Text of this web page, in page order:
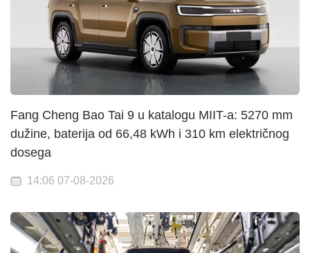
Fang Cheng Bao Tai 9 u katalogu MIIT-a: 5270 mm
dužine, baterija od 66,48 kWh i 310 km električnog
dosega
14:06 07-08-2026